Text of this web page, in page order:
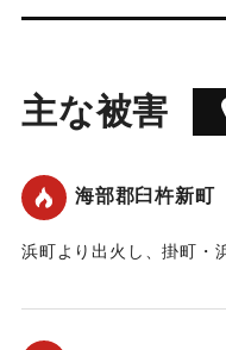
主な被害
海部郡臼杵新町
浜町より出火し、掛町・